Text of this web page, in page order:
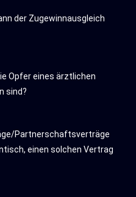
der Zugewinnausgleich
Opfer eines ärztlichen
sind?
Partnerschaftsverträge
einen solchen Vertrag